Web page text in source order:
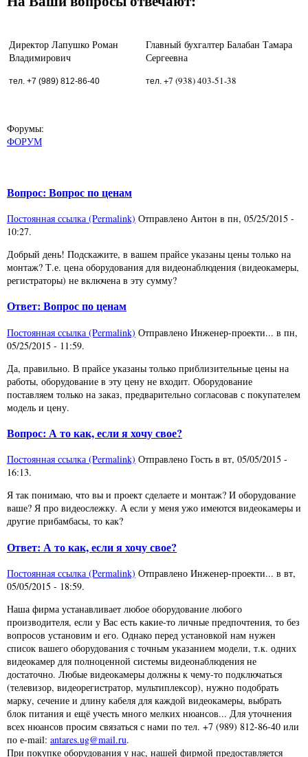
Директор Лапушко Роман
Владимирович
тел. +7 (989) 812-86-40
Главный бухгалтер Балабан Тамара
Сергеевна
тел. +7 (938) 403-51-38
Форумы:
ФОРУМ
Вопрос: Вопрос по ценам
Постоянная ссылка (Permalink) Отправлено Антон в пн, 05/25/2015 -
10:27.
Добрый день! Подскажите, в вашем прайсе указаны цены только на
монтаж? Т.е. цена оборудования для видеонаблюдения (видеокамеры,
регистраторы) не включена в эту сумму?
Ответ: Вопрос по ценам
Постоянная ссылка (Permalink) Отправлено Инженер-проекти... в пн,
05/25/2015 - 11:59.
Да, правильно. В прайсе указаны только приблизительные цены на
работы, оборудование в эту цену не входит. Оборудование
поставляем только на заказ, предварительно согласовав с покупателем
модель и цену.
Вопрос: А то как, если я хочу свое?
Постоянная ссылка (Permalink) Отправлено Гость в вт, 05/05/2015 -
16:13.
Я так понимаю, что вы и проект сделаете и монтаж? И оборудование
ваше? Я про видеослежку. А если у меня ужо имеются видеокамеры и
другие прибамбасы, то как?
Ответ: А то как, если я хочу свое?
Постоянная ссылка (Permalink) Отправлено Инженер-проекти... в вт,
05/05/2015 - 18:59.
Наша фирма устанавливает любое оборудование любого
производителя, если у Вас есть какие-то личные предпочтения, то без
вопросов установим и его. Однако перед установкой нам нужен
список вашего оборудования с точным указанием модели, т.к. одних
видеокамер для полноценной системы видеонаблюдения не
достаточно. Любые видеокамеры должны к чему-то подключаться
(телевизор, видеорегистратор, мультиплексор), нужно подобрать
марку, сечение и длину кабеля для каждой видеокамеры, выбрать
блок питания и ещё учесть много мелких нюансов... Для уточнения
всех нюансов просим связаться с нами по тел. +7 (989) 812-86-40 или
по е-mail: antares.ug@mail.ru.
При покупке оборудования у нас, нашей фирмой предоставляется